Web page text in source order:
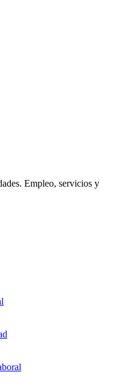
Empleo, servicios y